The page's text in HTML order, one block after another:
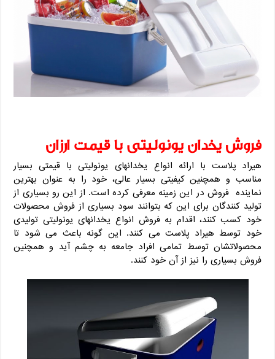
فروش یخدان یونولیتی با قیمت ارزان
هیراد پلاست با ارائه انواع یخدانهای یونولیتی با قیمتی بسیار
مناسب و همچنین کیفیتی بسیار عالی، خود را به عنوان بهترین
نماینده فروش در این زمینه معرفی کرده است. از این رو بسیاری از
تولید کنندگان برای این که بتوانند سود بسیاری از فروش محصولات
خود کسب کنند، اقدام به فروش انواع یخدانهای یونولیتی تولیدی
خود توسط هیراد پلاست می کنند. این گونه باعث می شود تا
محصولاتشان توسط تمامی افراد جامعه به چشم آید و همچنین
فروش بسیاری را نیز از آن خود کنند.